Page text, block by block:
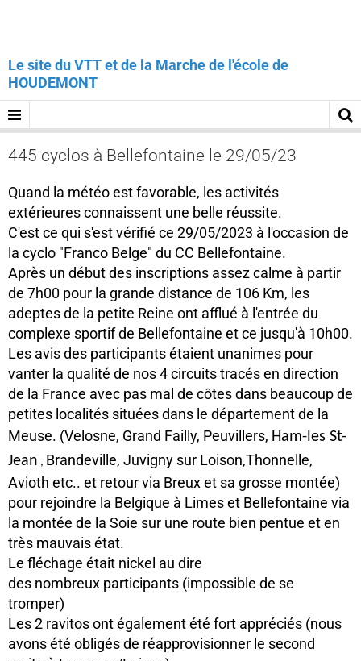
Le site du VTT et de la Marche de l'école de
HOUDEMONT
445 cyclos à Bellefontaine le 29/05/23
Quand la météo est favorable, les activités
extérieures connaissent une belle réussite.
C'est ce qui s'est vérifié ce 29/05/2023 à l'occasion de
la cyclo "Franco Belge" du CC Bellefontaine.
Après un début des inscriptions assez calme à partir
de 7h00 pour la grande distance de 106 Km, les
adeptes de la petite Reine ont afflué à l'entrée du
complexe sportif de Bellefontaine et ce jusqu'à 10h00.
Les avis des participants étaient unanimes pour
vanter la qualité de nos 4 circuits tracés en direction
de la France avec pas mal de côtes dans beaucoup de
petites localités situées dans le département de la
Meuse. (Velosne, Grand Failly, Peuvillers, Ham-les St-
Jean , Brandeville, Juvigny sur Loison,Thonnelle,
Avioth etc.. et retour via Breux et sa grosse montée)
pour rejoindre la Belgique à Limes et Bellefontaine via
la montée de la Soie sur une route bien pentue et en
très mauvais état.
Le fléchage était nickel au dire
des nombreux participants (impossible de se
tromper)
Les 2 ravitos ont également été fort appréciés (nous
avons été obligés de réapprovisionner le second